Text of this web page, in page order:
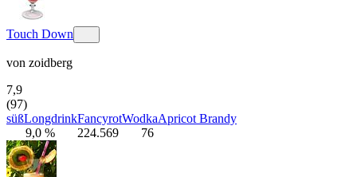
Touch Down
von zoidberg
7,9
(97)
süßLongdrinkFancyrotWodkaApricot Brandy
9,0 %
224.569 76